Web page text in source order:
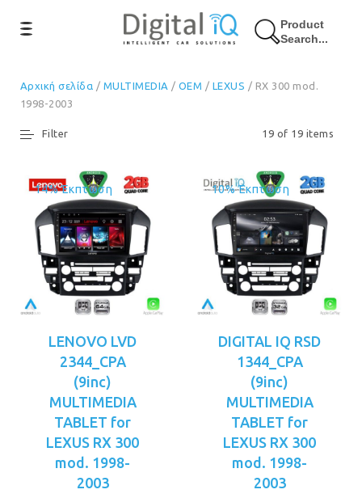
Product
Search...
Αρχική σελίδα / MULTIMEDIA / OEM / LEXUS / RX 300 mod.
1998-2003
19 of 19 items
Filter
14% Έκπτωση
LENOVO LVD
2344_CPA
(9inc)
MULTIMEDIA
TABLET for
LEXUS RX 300
mod. 1998-
2003
10% Έκπτωση
DIGITAL IQ RSD
1344_CPA
(9inc)
MULTIMEDIA
TABLET for
LEXUS RX 300
mod. 1998-
2003